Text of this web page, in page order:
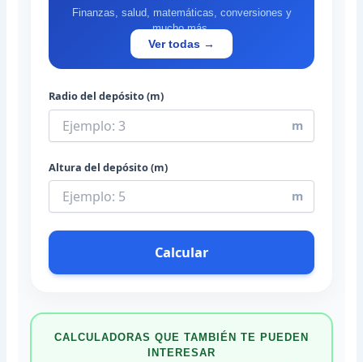
Finanzas, salud, matemáticas, conversiones y
mucho más.
Ver todas →
Radio del depósito (m)
m
Altura del depósito (m)
m
Calcular
CALCULADORAS QUE TAMBIÉN TE PUEDEN
INTERESAR